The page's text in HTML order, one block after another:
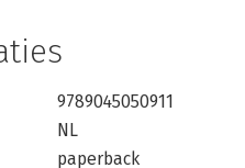
9789045050911
NL
paperback